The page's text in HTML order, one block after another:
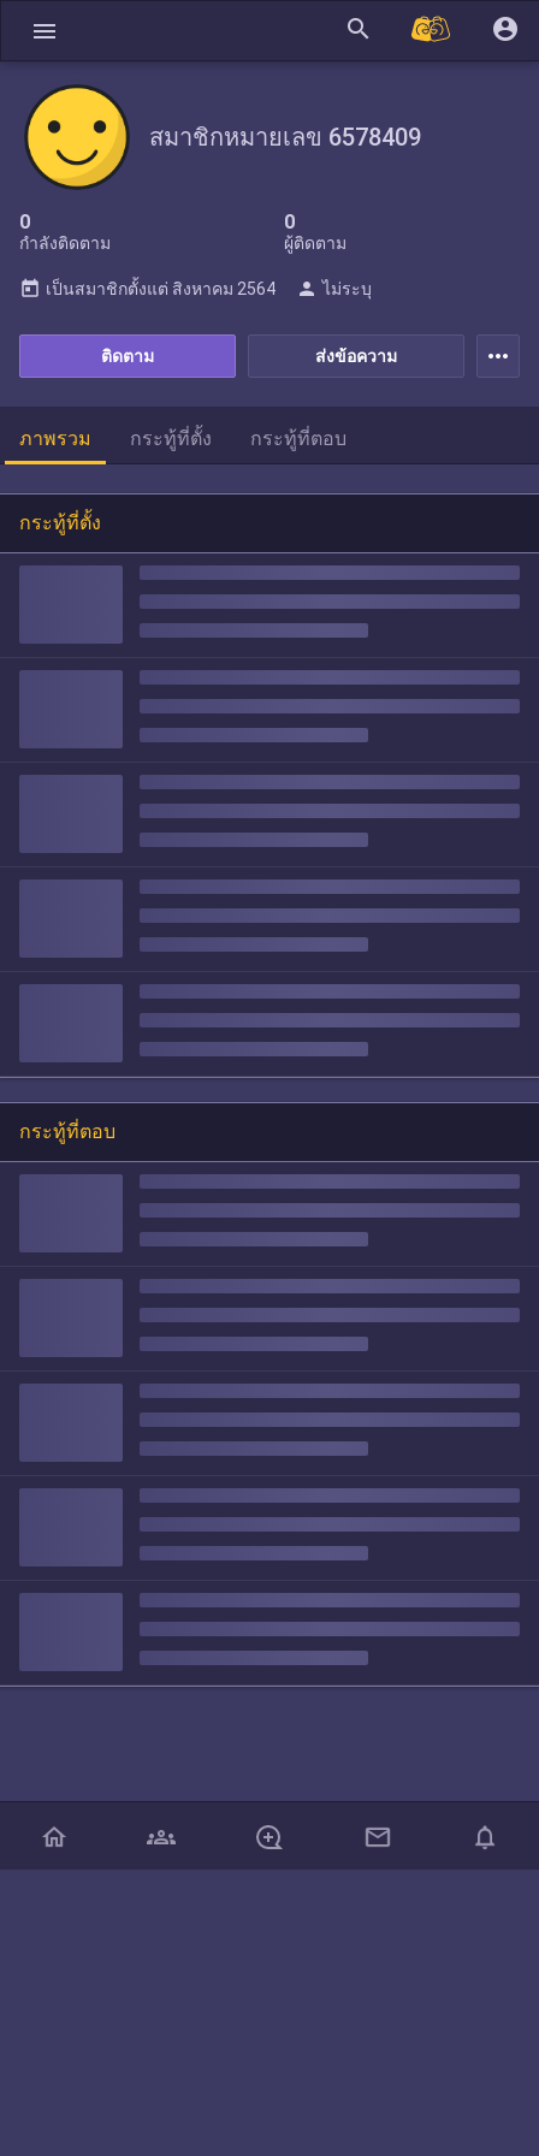
menu search account_circle
สมาชิกหมายเลข 6578409
0
กำลังติดตาม
0
ผู้ติดตาม
ส่งข้อความ
ติดตาม
today เป็นสมาชิกตั้งแต่ สิงหาคม 2564 person ไม่ระบุ
more_horiz
ภาพรวม กระทู้ที่ตั้ง กระทู้ที่ตอบ
กระทู้ที่ตั้ง
กระทู้ที่ตอบ